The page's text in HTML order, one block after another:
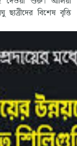
বিশেষ বৃত্তি